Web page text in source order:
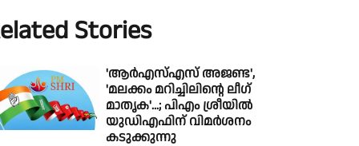
Stories
'ആര്‍എസ്എസ് അജണ്ട',
'മലക്കം മറിച്ചിലിന്റെ ലീഗ്
മാതൃക'...; പിഎം ശ്രീയില്‍
യുഡിഎഫിന് വിമര്‍ശനം
കടുക്കുന്നു